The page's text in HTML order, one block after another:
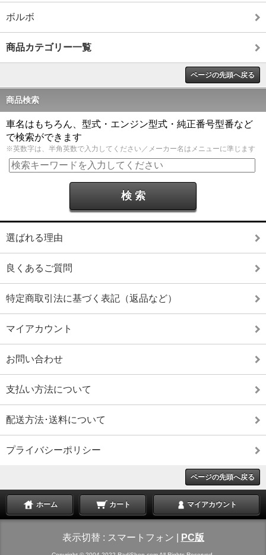
ボルボ
商品カテゴリー一覧
ページの先頭へ戻る
商品検索
車名はもちろん、型式・エンジン型式・純正番号型番など
で検索ができます
※英数字は、半角英数で入力してください／メーカー名はメニューに準じます
選ばれる理由
良くあるご質問
特定商取引法に基づく表記（返品など）
マイアカウント
お問い合わせ
支払い方法について
配送方法･送料について
プライバシーポリシー
ページの先頭へ戻る
ホーム カート マイアカウント
表示切替 : スマートフォン PC版